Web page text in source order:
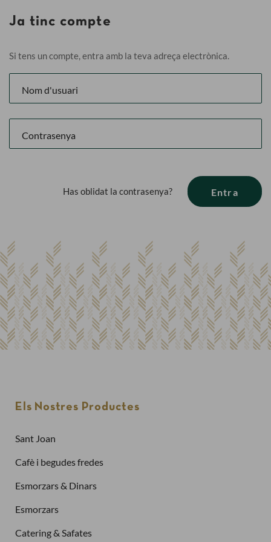
Ja tinc compte
Si tens un compte, entra amb la teva adreça electrònica.
Entra
Has oblidat la contrasenya?
Els Nostres Productes
Sant Joan
Cafè i begudes fredes
Esmorzars & Dinars
Esmorzars
Catering & Safates